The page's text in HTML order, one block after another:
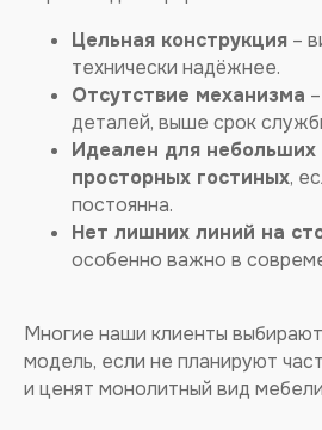
Цельная конструкция –
технически надёжнее.
Отсутствие механизма
деталей, выше срок
Идеален для небольших
просторных гостиных,
постоянна.
Нет лишних линий на
особенно важно в
Многие наши клиенты
модель, если не планируют
и ценят монолитный вид
КУПИТЬ ОБЕДЕННЫЙ
СТОЛ
В НОВОСИБИРСКЕ